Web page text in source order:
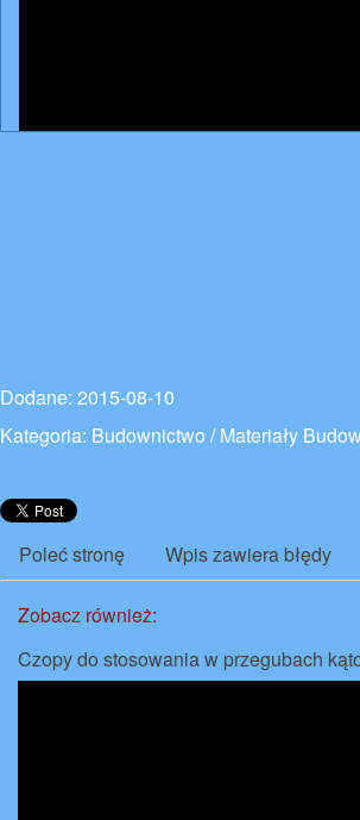
Dodane: 2015-08-10
Kategoria: Budownictwo / Materiały
Poleć stronę Wpis zawiera błędy
Zobacz również:
Czopy do stosowania w przegubach